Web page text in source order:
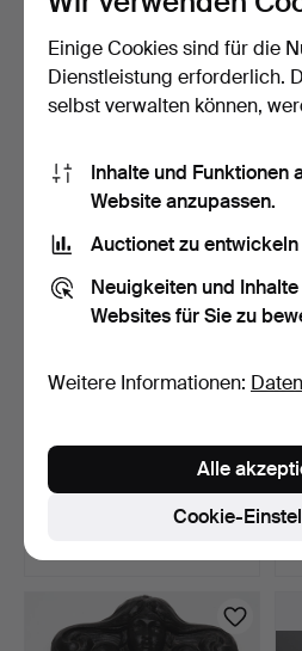
SPANKORB mit DECKEL.
Holz mit Metallbeschl…
BEMALTE HOLZMULDE,
Mulde 19. Jahrhundert, …
2 Tage
3
Einige Cookies sind für die
Dienstleistung erforderlich.
selbst verwalten können,
Inhalte und Funktionen
Website anzupassen.
Auctionet zu
Neuigkeiten und
Websites für Sie zu
Weitere Informationen:
Cookie-
Alle